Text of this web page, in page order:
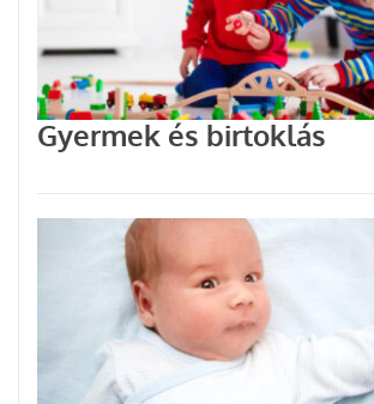
Gyermek és birtoklás